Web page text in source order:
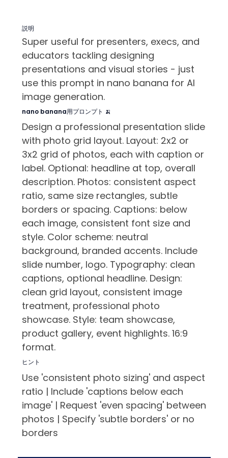
説明
Super useful for presenters, execs, and
educators tackling designing
presentations and visual stories - just
use this prompt in nano banana for AI
image generation.
nano banana用プロンプト 🍌
Design a professional presentation slide
with photo grid layout. Layout: 2x2 or
3x2 grid of photos, each with caption or
label. Optional: headline at top, overall
description. Photos: consistent aspect
ratio, same size rectangles, subtle
borders or spacing. Captions: below
each image, consistent font size and
style. Color scheme: neutral
background, branded accents. Include
slide number, logo. Typography: clean
captions, optional headline. Design:
clean grid layout, consistent image
treatment, professional photo
showcase. Style: team showcase,
product gallery, event highlights. 16:9
format.
ヒント
Use 'consistent photo sizing' and aspect
ratio | Include 'captions below each
image' | Request 'even spacing' between
photos | Specify 'subtle borders' or no
borders